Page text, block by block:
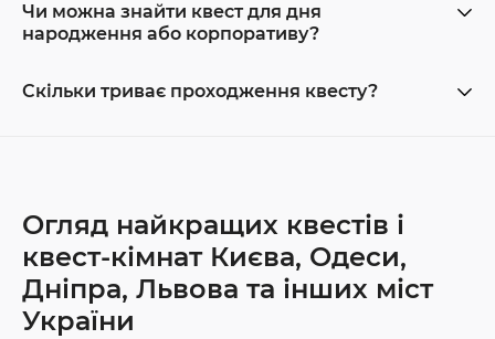
Чи можна знайти квест для дня
народження або корпоративу?
Скільки триває проходження квесту?
Огляд найкращих квестів і
квест-кімнат Києва, Одеси,
Дніпра, Львова та інших міст
України